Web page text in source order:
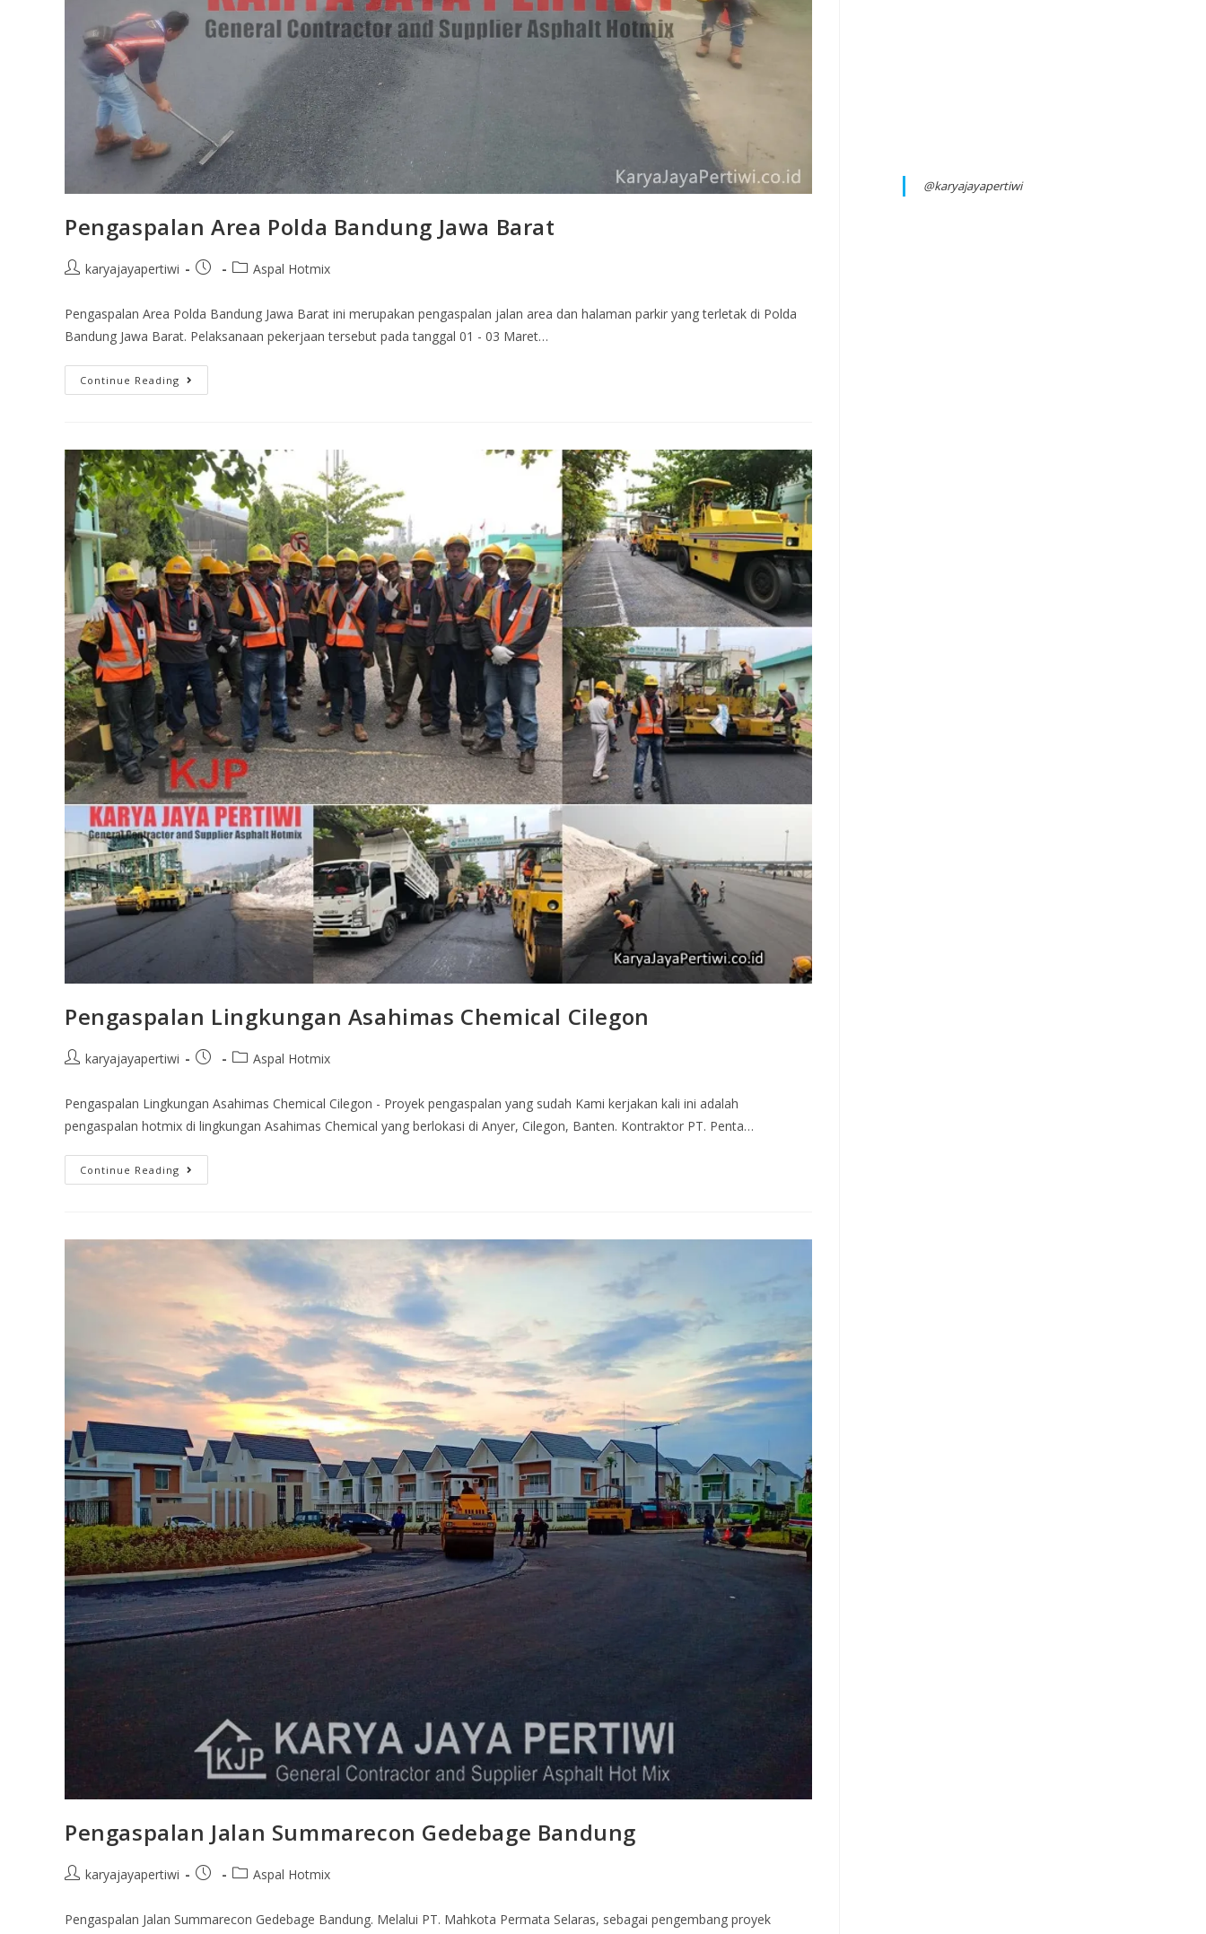
Pengaspalan Area Polda Bandung Jawa Barat
karyajayapertiwi Aspal Hotmix
Pengaspalan Area Polda Bandung Jawa Barat ini merupakan pengaspalan jalan area dan halaman parkir yang terletak di Polda
Bandung Jawa Barat. Pelaksanaan pekerjaan tersebut pada tanggal 01 - 03 Maret…
Continue Reading
Pengaspalan Lingkungan Asahimas Chemical Cilegon
karyajayapertiwi Aspal Hotmix
Pengaspalan Lingkungan Asahimas Chemical Cilegon - Proyek pengaspalan yang sudah Kami kerjakan kali ini adalah
pengaspalan hotmix di lingkungan Asahimas Chemical yang berlokasi di Anyer, Cilegon, Banten. Kontraktor PT. Penta…
Continue Reading
Pengaspalan Jalan Summarecon Gedebage Bandung
karyajayapertiwi Aspal Hotmix
Pengaspalan Jalan Summarecon Gedebage Bandung. Melalui PT. Mahkota Permata Selaras, sebagai pengembang proyek
@karyajayapertiwi